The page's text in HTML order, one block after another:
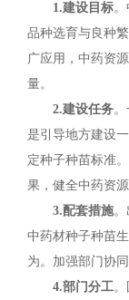
1.建设目标
品种选育与良种
广应用，中药资
量。
2.建设任务
是引导地方建设
定种子种苗标准
果，健全中药资
3.配套措施。
中药材种子种苗
为。加强部门协
4.部门分工。